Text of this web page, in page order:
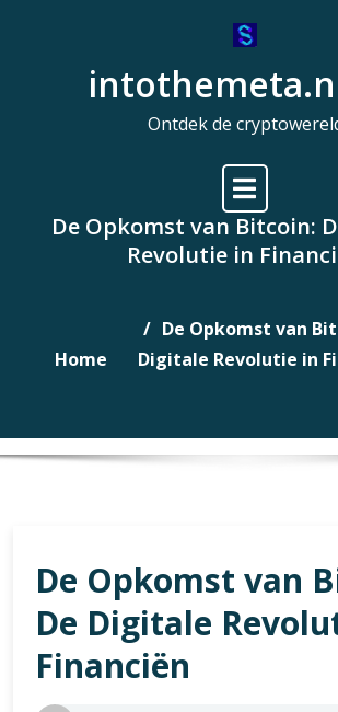
Ontdek de
De Opkomst van Bitcoin:
Revolutie in
Home
De Opkomst van
Digitale Revolutie in
De Opkomst van
De Digitale
Financiën